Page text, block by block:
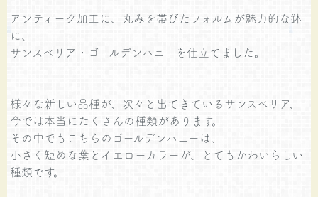
アンティーク加工に、丸みを帯びたフォルムが魅力的な鉢
に、
サンスベリア・ゴールデンハニーを仕立てました。
様々な新しい品種が、次々と出てきているサンスベリア、
今では本当にたくさんの種類があります。
その中でもこちらのゴールデンハニーは、
小さく短めな葉とイエローカラーが、とてもかわいらしい
種類です。